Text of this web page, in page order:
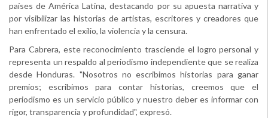
países de América Latina, destacando por su apuesta narrativa y
por visibilizar las historias de artistas, escritores y creadores que
han enfrentado el exilio, la violencia y la censura.
Para Cabrera, este reconocimiento trasciende el logro personal y
representa un respaldo al periodismo independiente que se realiza
desde Honduras. "Nosotros no escribimos historias para ganar
premios; escribimos para contar historias, creemos que el
periodismo es un servicio público y nuestro deber es informar con
rigor, transparencia y profundidad", expresó.